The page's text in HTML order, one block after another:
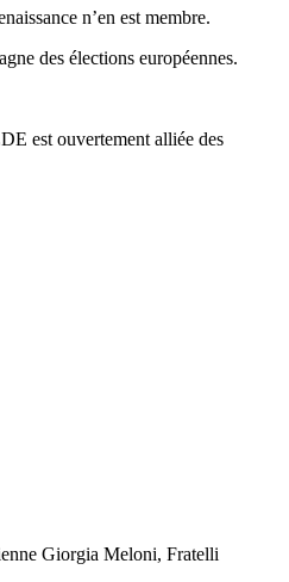
n’en est membre.
des élections européennes.
est ouvertement alliée des
Giorgia Meloni, Fratelli